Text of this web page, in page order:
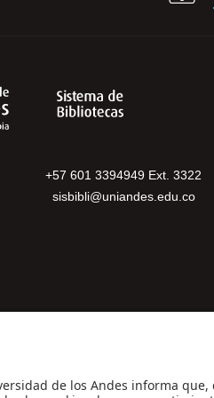
+57 601 3394949 Ext. 3322
sisbibli@uniandes.edu.co